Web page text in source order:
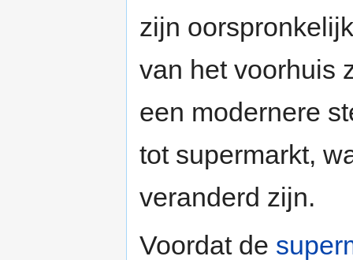
zijn
van het voorhuis
een modernere
tot supermarkt,
veranderd zijn.
Voordat de